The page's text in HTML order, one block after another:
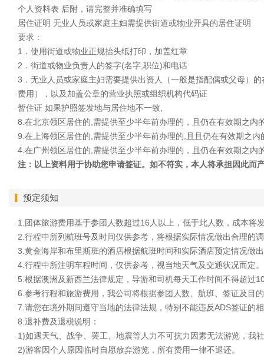
个人资料表 后附，请完整并准确填写
居住证明 无业人员或家庭主妇需提供街道或物业开具的居住证明
要求：
1．使用街道或物业正规抬头纸打印，加盖红章
2．街道或物业负责人的签字(名字,职位)和电话
3．无业人员或家庭主妇需要提供出资人（一般是指配偶或父母）
费用），以及加盖公章的营业执照或组织机构代码证
暂住证 如果护照签发地与居住地不一致,
8.在北京领区居住的,需提供至少半年前办理的，且仍在有效期之内
9.在上海领区居住的,需提供至少半年前办理的,且且仍在有效期之内
4.在广州领区居住的,需提供至少半年前办理的，且仍在有效期之内
注：以上资料用于协助您申请签证。如不符实，本人将承担因此而
预定须知
1.团体旅游费用基于参团人数超过16人以上，低于此人数，成本将
2.行程中所列航班号及时间仅供参考，将根据实际情况做出合理的
3.黄金海岸和布里斯班的酒店根据航班时间和实际酒店预定情况做
4.行程中所注明车程时间，仅供参考，视当地天气及交通状况而定。
5.根据澳洲及新西兰法律规定，导游和司机每天工作时间不得超过
6.参考行程和旅游费用，我公司将根据参团人数、航班、签证及目
7.请您在境外期间遵守当地的法律法规，特别不能违反ADS签证的
8.退补费及退税说明：
1)如遇天气、战争、罢工、地震等人力不可抗力因素无法游览，我
2)游客因个人原因临时自愿放弃游览，所有费用一律不退还。